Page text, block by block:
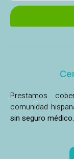
Prestamos
comunidad
sin seguro médico.